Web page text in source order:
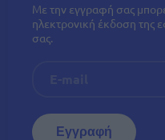
Με την εγγραφή σας
ηλεκτρονική έκδοση της
σας.